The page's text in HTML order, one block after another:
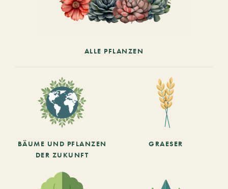
ALLE PFLANZEN
BÄUME UND PFLANZEN
DER ZUKUNFT
GRAESER